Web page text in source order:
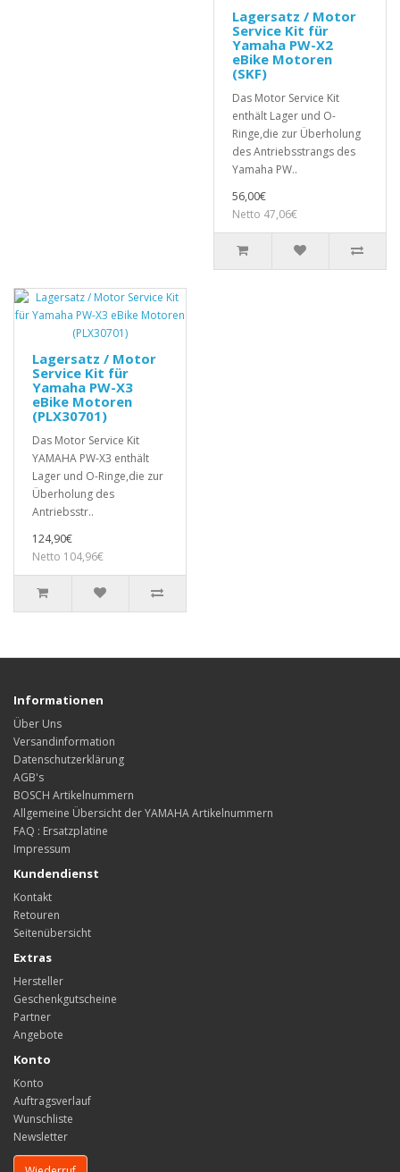
Lagersatz / Motor
Service Kit für
Yamaha PW-X2
eBike Motoren
(SKF)
Das Motor Service Kit
enthält Lager und O-
Ringe,die zur Überholung
des Antriebsstrangs des
Yamaha PW..
56,00€
Netto 47,06€
Lagersatz / Motor
Service Kit für
Yamaha PW-X3
eBike Motoren
(PLX30701)
Das Motor Service Kit
YAMAHA PW-X3 enthält
Lager und O-Ringe,die zur
Überholung des
Antriebsstr..
124,90€
Netto 104,96€
Informationen
Über Uns
Versandinformation
Datenschutzerklärung
AGB's
BOSCH Artikelnummern
Allgemeine Übersicht der YAMAHA Artikelnummern
FAQ : Ersatzplatine
Impressum
Kundendienst
Kontakt
Retouren
Seitenübersicht
Extras
Hersteller
Geschenkgutscheine
Partner
Angebote
Konto
Konto
Auftragsverlauf
Wunschliste
Newsletter